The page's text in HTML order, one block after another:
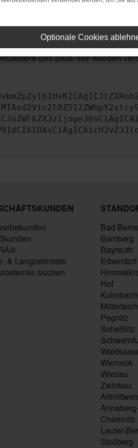
auf dem neuesten Stand sind.
kann auch dazu führen,
uns bitte. Wir werden
& Langzeitmiete
buchen
Bad
Bamberg
Bayreuth
Erbendorf
Hof
Kulmbach
Mitterteich
Pegnitz
Scheßlitz
Werneck
Wiesau
Zwickau
Chemnitz
Lauter-
Stollberg
Optionale Cookies